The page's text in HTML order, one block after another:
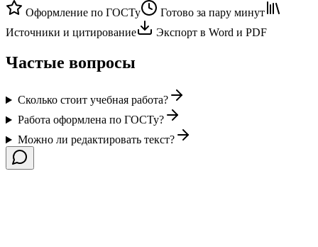
Оформление по ГОСТу
Готово за пару минут
Источники и цитирование
Экспорт в Word и PDF
Частые вопросы
Сколько стоит учебная работа?
Работа оформлена по ГОСТу?
Можно ли редактировать текст?